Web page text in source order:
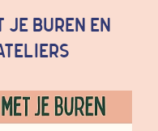
je buren en